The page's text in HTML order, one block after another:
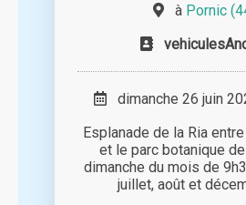
à Pornic
dimanche 26 juin
Esplanade de la Ria
et le parc botanique
dimanche du mois de
juillet, août et